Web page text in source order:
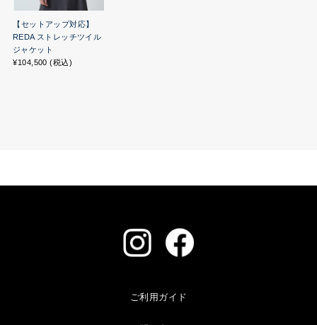
【セットアップ対応】
REDA ストレッチツイル
ジャケット
¥104,500 (税込)
ご利用ガイド